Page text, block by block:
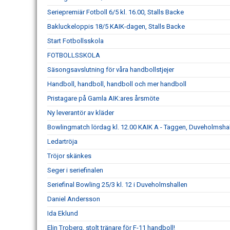
Seriepremiär Fotboll 6/5 kl. 16.00, Stalls Backe
Bakluckeloppis 18/5 KAIK-dagen, Stalls Backe
Start Fotbollsskola
FOTBOLLSSKOLA
Säsongsavslutning för våra handbollstjejer
Handboll, handboll, handboll och mer handboll
Pristagare på Gamla AIK:ares årsmöte
Ny leverantör av kläder
Bowlingmatch lördag kl. 12.00 KAIK A - Taggen,
Ledartröja
Tröjor skänkes
Seger i seriefinalen
Seriefinal Bowling 25/3 kl. 12 i Duveholmshallen
Daniel Andersson
Ida Eklund
Elin Troberg, stolt tränare för F-11 handboll!